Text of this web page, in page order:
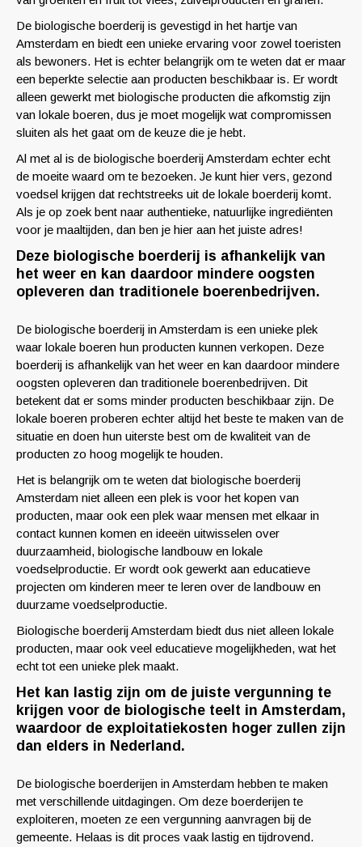
De biologische boerderij is gevestigd in het hartje van
Amsterdam en biedt een unieke ervaring voor zowel toeristen
als bewoners. Het is echter belangrijk om te weten dat er maar
een beperkte selectie aan producten beschikbaar is. Er wordt
alleen gewerkt met biologische producten die afkomstig zijn
van lokale boeren, dus je moet mogelijk wat compromissen
sluiten als het gaat om de keuze die je hebt.
Al met al is de biologische boerderij Amsterdam echter echt
de moeite waard om te bezoeken. Je kunt hier vers, gezond
voedsel krijgen dat rechtstreeks uit de lokale boerderij komt.
Als je op zoek bent naar authentieke, natuurlijke ingrediënten
voor je maaltijden, dan ben je hier aan het juiste adres!
Deze biologische boerderij is afhankelijk van
het weer en kan daardoor mindere oogsten
opleveren dan traditionele boerenbedrijven.
De biologische boerderij in Amsterdam is een unieke plek
waar lokale boeren hun producten kunnen verkopen. Deze
boerderij is afhankelijk van het weer en kan daardoor mindere
oogsten opleveren dan traditionele boerenbedrijven. Dit
betekent dat er soms minder producten beschikbaar zijn. De
lokale boeren proberen echter altijd het beste te maken van de
situatie en doen hun uiterste best om de kwaliteit van de
producten zo hoog mogelijk te houden.
Het is belangrijk om te weten dat biologische boerderij
Amsterdam niet alleen een plek is voor het kopen van
producten, maar ook een plek waar mensen met elkaar in
contact kunnen komen en ideeën uitwisselen over
duurzaamheid, biologische landbouw en lokale
voedselproductie. Er wordt ook gewerkt aan educatieve
projecten om kinderen meer te leren over de landbouw en
duurzame voedselproductie.
Biologische boerderij Amsterdam biedt dus niet alleen lokale
producten, maar ook veel educatieve mogelijkheden, wat het
echt tot een unieke plek maakt.
Het kan lastig zijn om de juiste vergunning te
krijgen voor de biologische teelt in Amsterdam,
waardoor de exploitatiekosten hoger zullen zijn
dan elders in Nederland.
De biologische boerderijen in Amsterdam hebben te maken
met verschillende uitdagingen. Om deze boerderijen te
exploiteren, moeten ze een vergunning aanvragen bij de
gemeente. Helaas is dit proces vaak lastig en tijdrovend.